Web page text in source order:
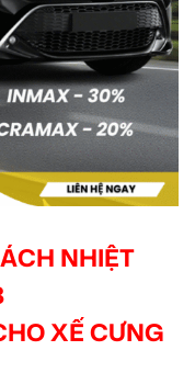
NHIỆT
XẾ CƯNG